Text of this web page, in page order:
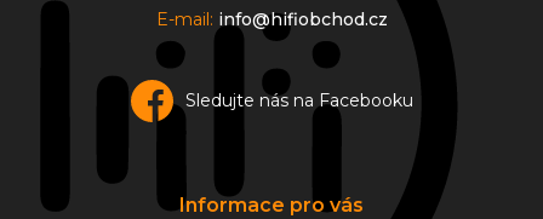
E-mail: info@hifiobchod.cz
Sledujte nás na Facebooku
Informace pro vás